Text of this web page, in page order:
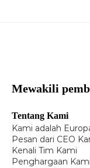
Mewakili
Tentang Kami
Kami adalah
Pesan dari CEO
Kenali Tim Kami
Penghargaan Kami